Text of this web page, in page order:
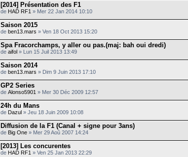
[2014] Présentation des F1
de HAD RF1 » Mer 22 Jan 2014 10:10
Saison 2015
de ben13.mars » Ven 18 Oct 2013 15:20
Spa Fracorchamps, y aller ou pas.(maj: bah oui dredi)
de aifol » Lun 15 Juil 2013 13:49
Saison 2014
de ben13.mars » Dim 9 Juin 2013 17:10
GP2 Series
de Alonso5901 » Mer 30 Déc 2009 12:57
24h du Mans
de Dazul » Jeu 18 Juin 2009 10:08
Diffusion de la F1 (Canal + signe pour 3ans)
de Big One » Mer 29 Aoû 2007 14:24
[2013] Les concurentes
de HAD RF1 » Ven 25 Jan 2013 22:29